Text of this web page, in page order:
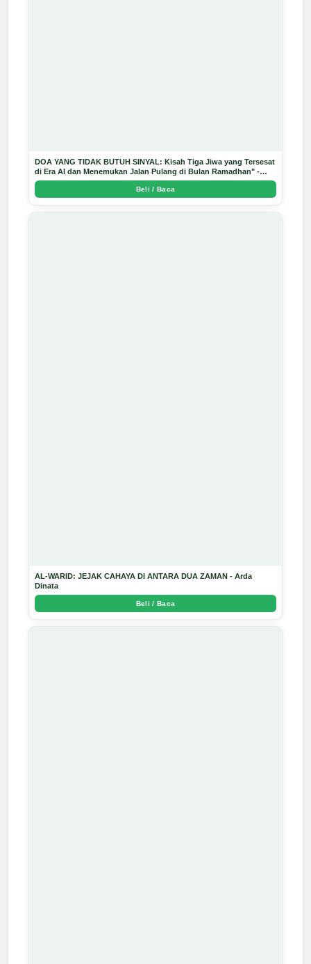
DOA YANG TIDAK BUTUH SINYAL: Kisah Tiga Jiwa yang Tersesat
di Era AI dan Menemukan Jalan Pulang di Bulan Ramadhan" -
Arda Dinata
Beli / Baca
AL-WARID: JEJAK CAHAYA DI ANTARA DUA ZAMAN - Arda
Dinata
Beli / Baca